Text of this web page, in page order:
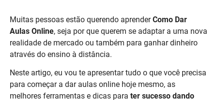
Muitas pessoas estão querendo aprenderComo Dar
Aulas Online, seja por que querem se adaptar a uma nova
realidade de mercado ou também para ganhar dinheiro
através do ensino à distância.
Neste artigo, eu vou te apresentar tudo o que você precisa
para começar a dar aulas online hoje mesmo, as
melhores ferramentas e dicas para ter sucesso dando